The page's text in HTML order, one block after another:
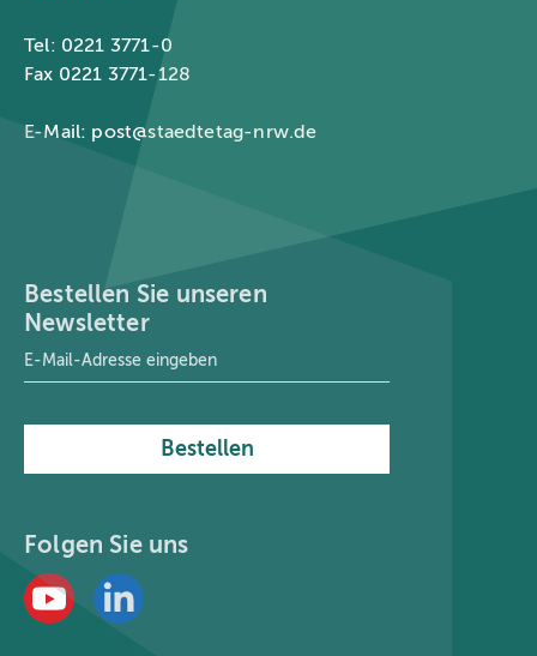
Tel: 0221 3771-0
Fax 0221 3771-128
E-Mail: post@staedtetag-nrw.de
Bestellen Sie unseren
Newsletter
E-Mail-Adresse
Bestellen
Folgen Sie uns